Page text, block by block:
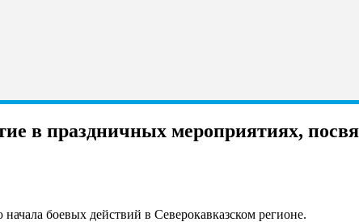
в праздничных мероприятиях,
боевых действий в Северокавказском регионе.